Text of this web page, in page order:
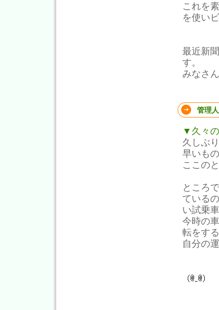
これを
を使い
最近新
す。
みなさ
管理
▼久々
久しぶ
早いも
ここの
ところ
ている
い試乗
今時の
転をす
自分の